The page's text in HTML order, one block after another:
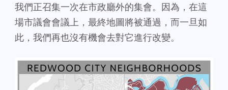
我們正召集一次在市政廳外的集會。因為，在這
場市議會會議上，最終地圖將被通過，而一旦如
此，我們再也沒有機會去對它進行改變。